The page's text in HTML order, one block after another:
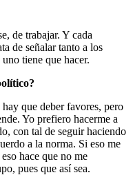
de trabajar. Y cada
de señalar tanto a los
tiene que hacer.
que deber favores, pero
Yo prefiero hacerme a
con tal de seguir haciendo
a la norma. Si eso me
hace que no me
pues que así sea.